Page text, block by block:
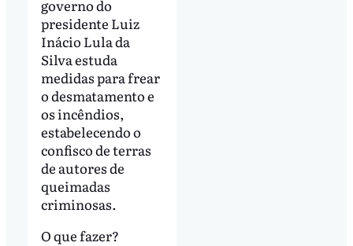
governo do
presidente Luiz
Inácio Lula da
Silva estuda
medidas para frear
o desmatamento e
os incêndios,
estabelecendo o
confisco de terras
de autores de
queimadas
criminosas.
O que fazer?